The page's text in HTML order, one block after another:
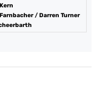
/ Darren Turner